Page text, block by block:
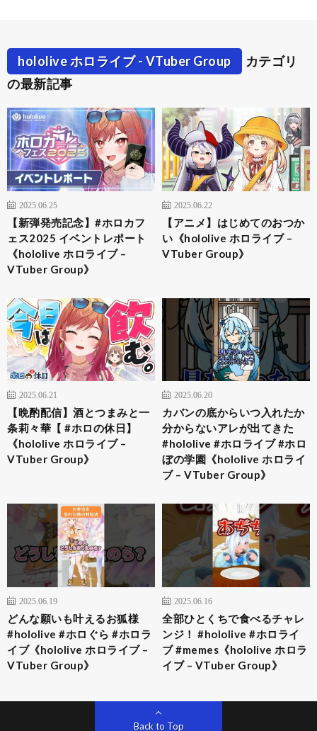
hololive ホロライブ - VTuber Group
カテゴリ
の最新記事
2025.06.25
【新弾発売記念】#ホロカフ
ェス2025 イベントレポート
《hololive ホロライブ –
VTuber Group》
2025.06.22
【アニメ】はじめてのおつか
い《hololive ホロライブ –
VTuber Group》
2025.06.21
【晩酌配信】酒とつまみと一
条莉々華【 #ホロの休日】
《hololive ホロライブ –
VTuber Group》
2025.06.20
カバンの底からいつ入れたか
分からないアレが出てきた
#hololive #ホロライブ #ホロ
ぼの学園《hololive ホロライ
ブ – VTuber Group》
2025.06.19
どんな願いも叶えるお狐様
#hololive #ホロぐら #ホロラ
イブ《hololive ホロライブ –
VTuber Group》
2025.06.16
全部ひとくちで食べるチャレ
ンジ！ #hololive #ホロライ
ブ #memes《hololive ホロラ
イブ – VTuber Group》
Back to Top